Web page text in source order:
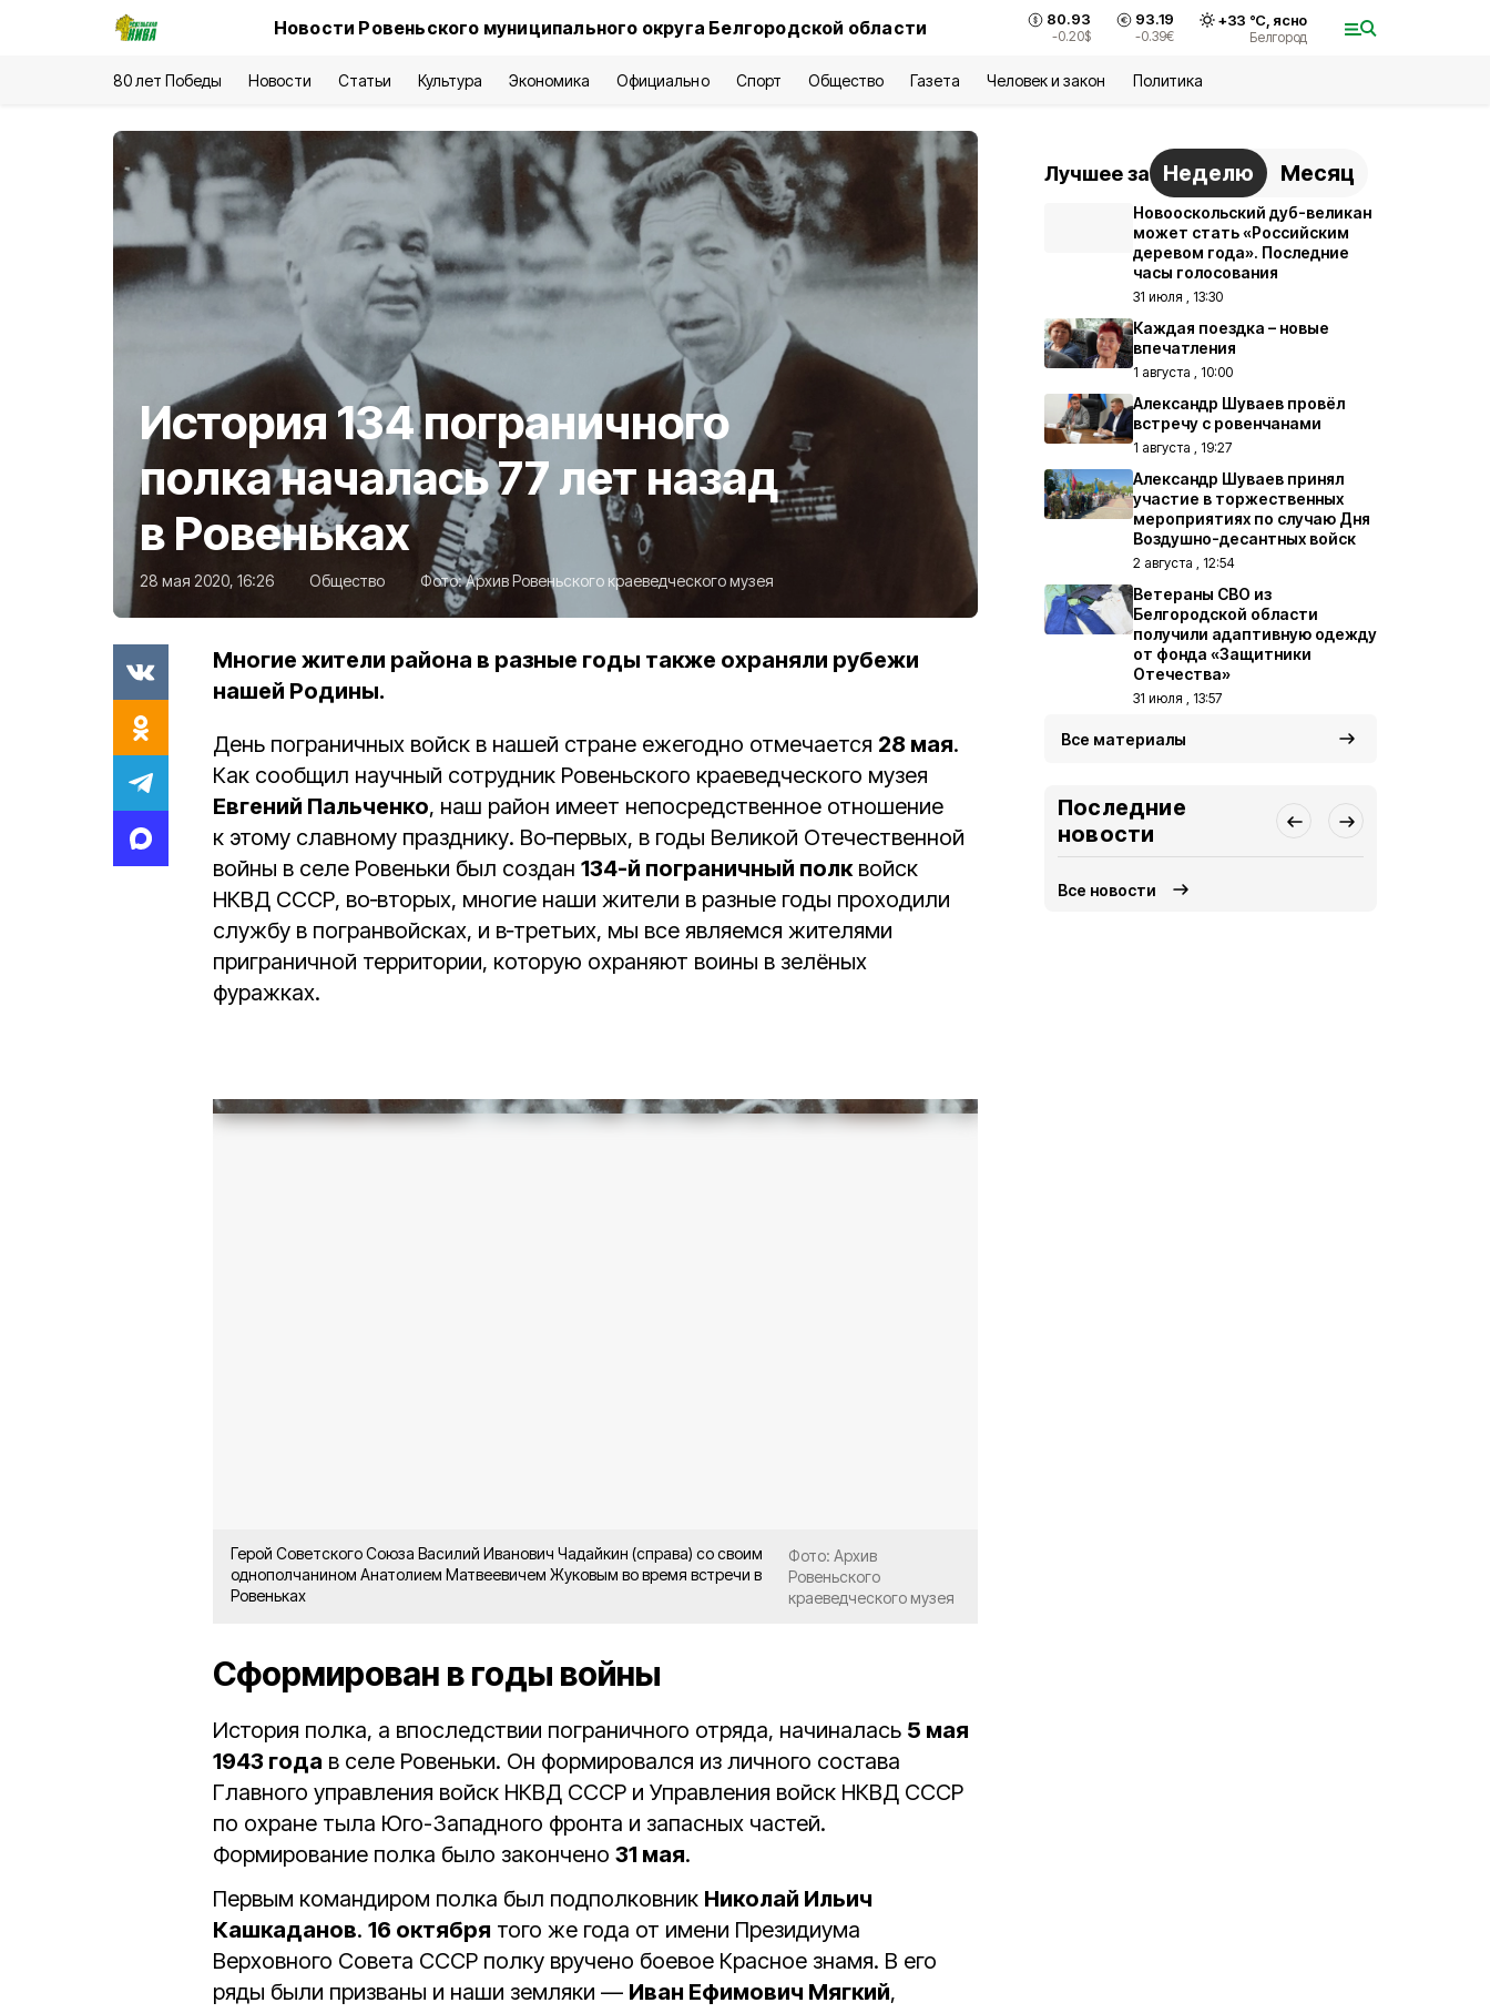
Новости Ровеньского муниципального округа Белгородской области 80.93
-0.20$
93.19
-0.39€
+33 °С, ясно
Белгород
80 лет Победы Новости Статьи Культура Экономика Официально Спорт Общество Газета Человек и закон Политика
История 134 пограничного
полка началась 77 лет назад
в Ровеньках
28 мая 2020, 16:26 Общество Фото:Архив Ровеньского краеведческого музея
Многие жители района в разные годы также охраняли рубежи
нашей Родины.
День пограничных войск в нашей стране ежегодно отмечается 28 мая.
Как сообщил научный сотрудник Ровеньского краеведческого музея
Евгений Пальченко, наш район имеет непосредственное отношение
к этому славному празднику. Во‑первых, в годы Великой Отечественной
войны в селе Ровеньки был создан 134-й пограничный полквойск
НКВД СССР, во‑вторых, многие наши жители в разные годы проходили
службу в погранвойсках, и в‑третьих, мы все являемся жителями
приграничной территории, которую охраняют воины в зелёных
фуражках.
Герой Советского Союза Василий Иванович Чадайкин (справа) со своим
однополчанином Анатолием Матвеевичем Жуковым во время встречи в
Ровеньках
Фото: Архив
Ровеньского
краеведческого музея
Сформирован в годы войны
История полка, а впоследствии пограничного отряда, начиналась 5 мая
1943 года в селе Ровеньки. Он формировался из личного состава
Главного управления войск НКВД СССР и Управления войск НКВД СССР
по охране тыла Юго-Западного фронта и запасных частей.
Формирование полка было закончено 31 мая.
Первым командиром полка был подполковник Николай Ильич
Кашкаданов. 16 октября того же года от имени Президиума
Верховного Совета СССР полку вручено боевое Красное знамя. В его
ряды были призваны и наши земляки — Иван Ефимович Мягкий,
Лучшее за Неделю Месяц
Новооскольский дуб-великан
может стать «Российским
деревом года». Последние
часы голосования
31 июля , 13:30
Каждая поездка – новые
впечатления
1 августа , 10:00
Александр Шуваев провёл
встречу с ровенчанами
1 августа , 19:27
Александр Шуваев принял
участие в торжественных
мероприятиях по случаю Дня
Воздушно-десантных войск
2 августа , 12:54
Ветераны СВО из
Белгородской области
получили адаптивную одежду
от фонда «Защитники
Отечества»
31 июля , 13:57
Все материалы
Последние
новости
Все новости